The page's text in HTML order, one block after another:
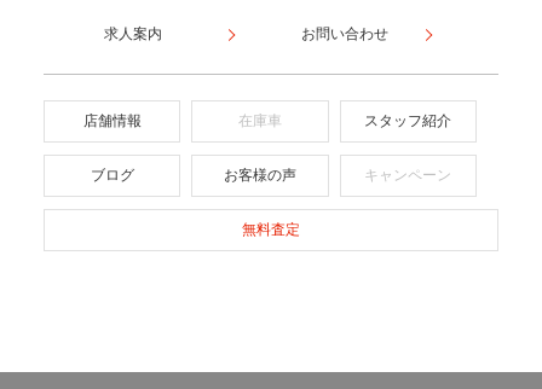
求人案内 お問い合わせ
店舗情報 在庫車 スタッフ紹介
ブログ お客様の声 キャンペーン
無料査定